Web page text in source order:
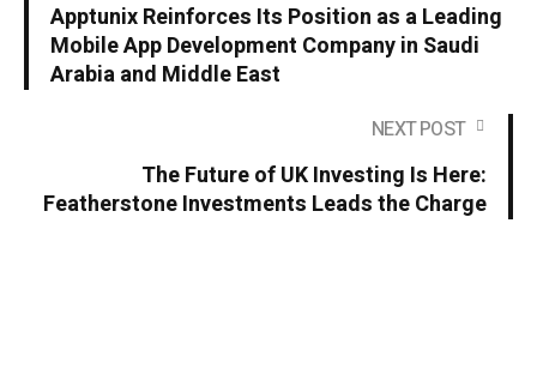
Apptunix Reinforces Its Position as a Leading
Mobile App Development Company in Saudi
Arabia and Middle East
NEXT POST
The Future of UK Investing Is Here:
Featherstone Investments Leads the Charge